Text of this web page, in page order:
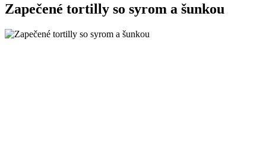
Zapečené tortilly so syrom a šunkou